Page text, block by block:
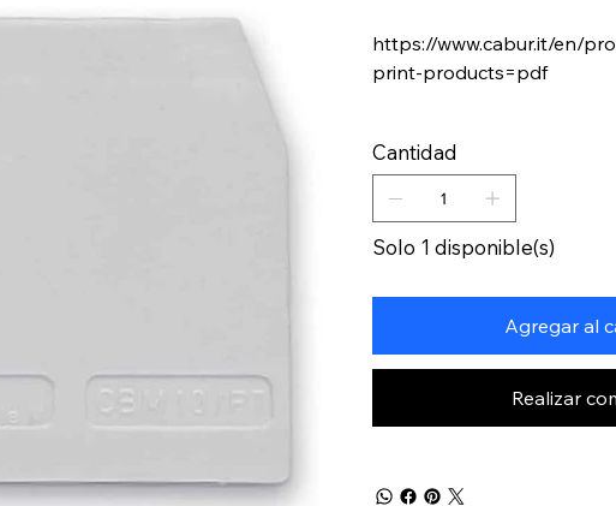
https://www.cabur.it/en/
print-products=pdf
Cantidad
Solo 1 disponible(s)
Agregar al
Realizar